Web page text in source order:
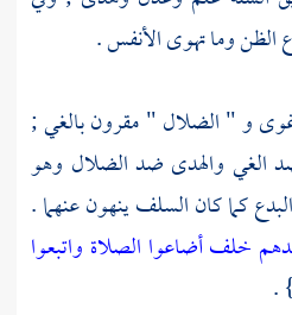
الظن وما تهوى الأنفس .
و " الضلال " مقرون بالغي ;
والهدى ضد الضلال وهو
كما كانالسلفينهون عنهما .
خلف أضاعوا الصلاة واتبعوا
} .